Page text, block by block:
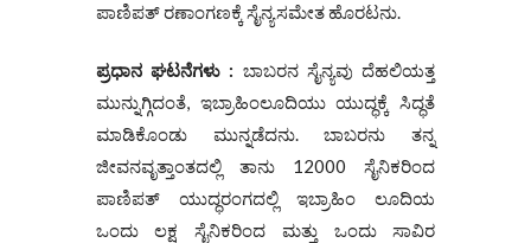
ಪಾಣಿಪತ್ ರಣಾಂಗಣಕ್ಕೆ ಸೈನ್ಯಸಮೇತ ಹೊರಟನು.
ಪ್ರಧಾನ ಘಟನೆಗಳು : ಬಾಬರನ ಸೈನ್ಯವು ದೆಹಲಿಯತ್ತ
ಮುನ್ನುಗ್ಗಿದಂತೆ, ಇಬ್ರಾಹಿಂಲೂದಿಯು ಯುದ್ಧಕ್ಕೆ ಸಿದ್ಧತೆ
ಮಾಡಿಕೊಂಡು ಮುನ್ನಡೆದನು. ಬಾಬರನು ತನ್ನ
ಜೀವನವೃತ್ತಾಂತದಲ್ಲಿ ತಾನು 12000 ಸೈನಿಕರಿಂದ
ಪಾಣಿಪತ್ ಯುದ್ಧರಂಗದಲ್ಲಿ ಇಬ್ರಾಹಿಂ ಲೂದಿಯ
ಒಂದು ಲಕ್ಷ ಸೈನಿಕರಿಂದ ಮತ್ತು ಒಂದು ಸಾವಿರ